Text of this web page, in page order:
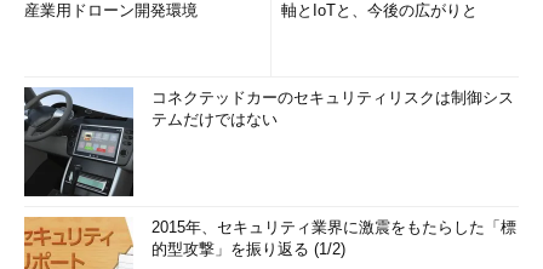
産業用ドローン開発環境
軸とIoTと、今後の広がりと
コネクテッドカーのセキュリティリスクは制御シス
テムだけではない
2015年、セキュリティ業界に激震をもたらした「標
的型攻撃」を振り返る (1/2)